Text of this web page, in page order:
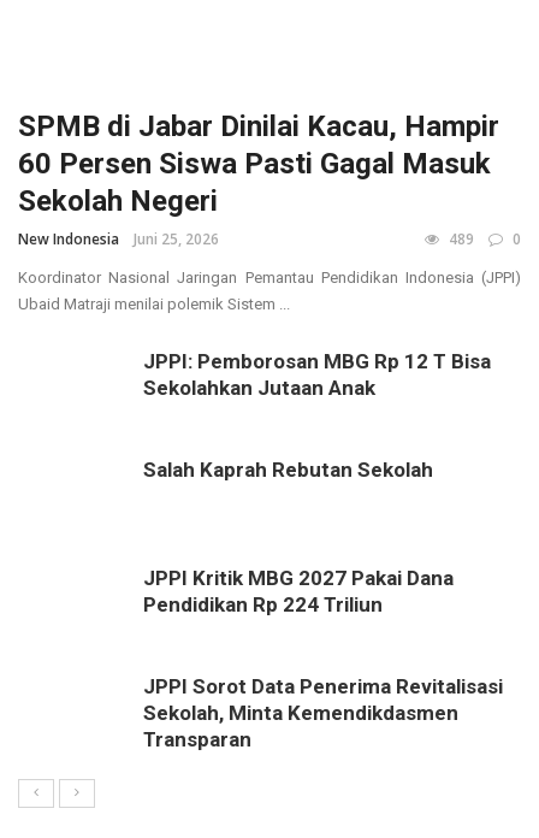
SPMB di Jabar Dinilai Kacau, Hampir
60 Persen Siswa Pasti Gagal Masuk
Sekolah Negeri
New Indonesia Juni 25, 2026 489 0
Koordinator Nasional Jaringan Pemantau Pendidikan Indonesia (JPPI)
Ubaid Matraji menilai polemik Sistem ...
JPPI: Pemborosan MBG Rp 12 T Bisa
Sekolahkan Jutaan Anak
Salah Kaprah Rebutan Sekolah
JPPI Kritik MBG 2027 Pakai Dana
Pendidikan Rp 224 Triliun
JPPI Sorot Data Penerima Revitalisasi
Sekolah, Minta Kemendikdasmen
Transparan